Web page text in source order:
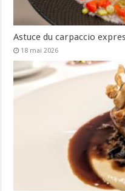
Astuce du carpaccio
18 mai 2026